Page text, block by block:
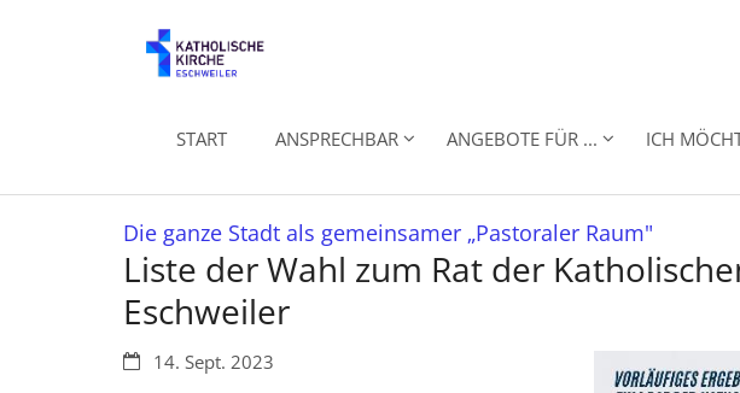
START ANSPRECHBAR ANGEBOTE FÜR ... ICH
Die ganze Stadt als gemeinsamer „Pastoraler Raum"
Liste der Wahl zum Rat der
Eschweiler
Datum:14. Sept. 2023